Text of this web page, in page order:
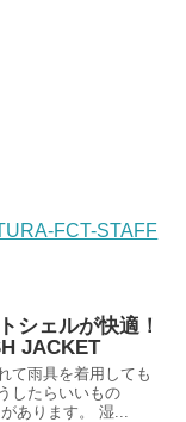
FCT-STAFF
シェルが快適！
JACKET
て雨具を着用しても
したらいいもの
あります。 湿...